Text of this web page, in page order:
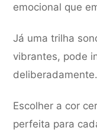
emocional que
Já uma trilha
vibrantes, pode
deliberadamente.
Escolher a cor
perfeita para